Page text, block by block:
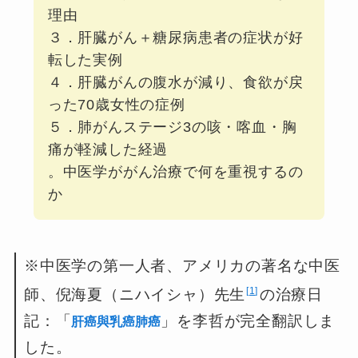
理由
３．肝臓がん＋糖尿病患者の症状が好
転した実例
４．肝臓がんの腹水が減り、食欲が戻
った70歳女性の症例
５．肺がんステージ3の咳・喀血・胸
痛が軽減した経過
。中医学ががん治療で何を重視するの
か
※中医学の第一人者、アメリカの著名な中医
師、倪海夏（ニハイシャ）先生 1 の治療日
記：「 肝癌與乳癌肺癌 」を李哲が完全翻訳しま
した。